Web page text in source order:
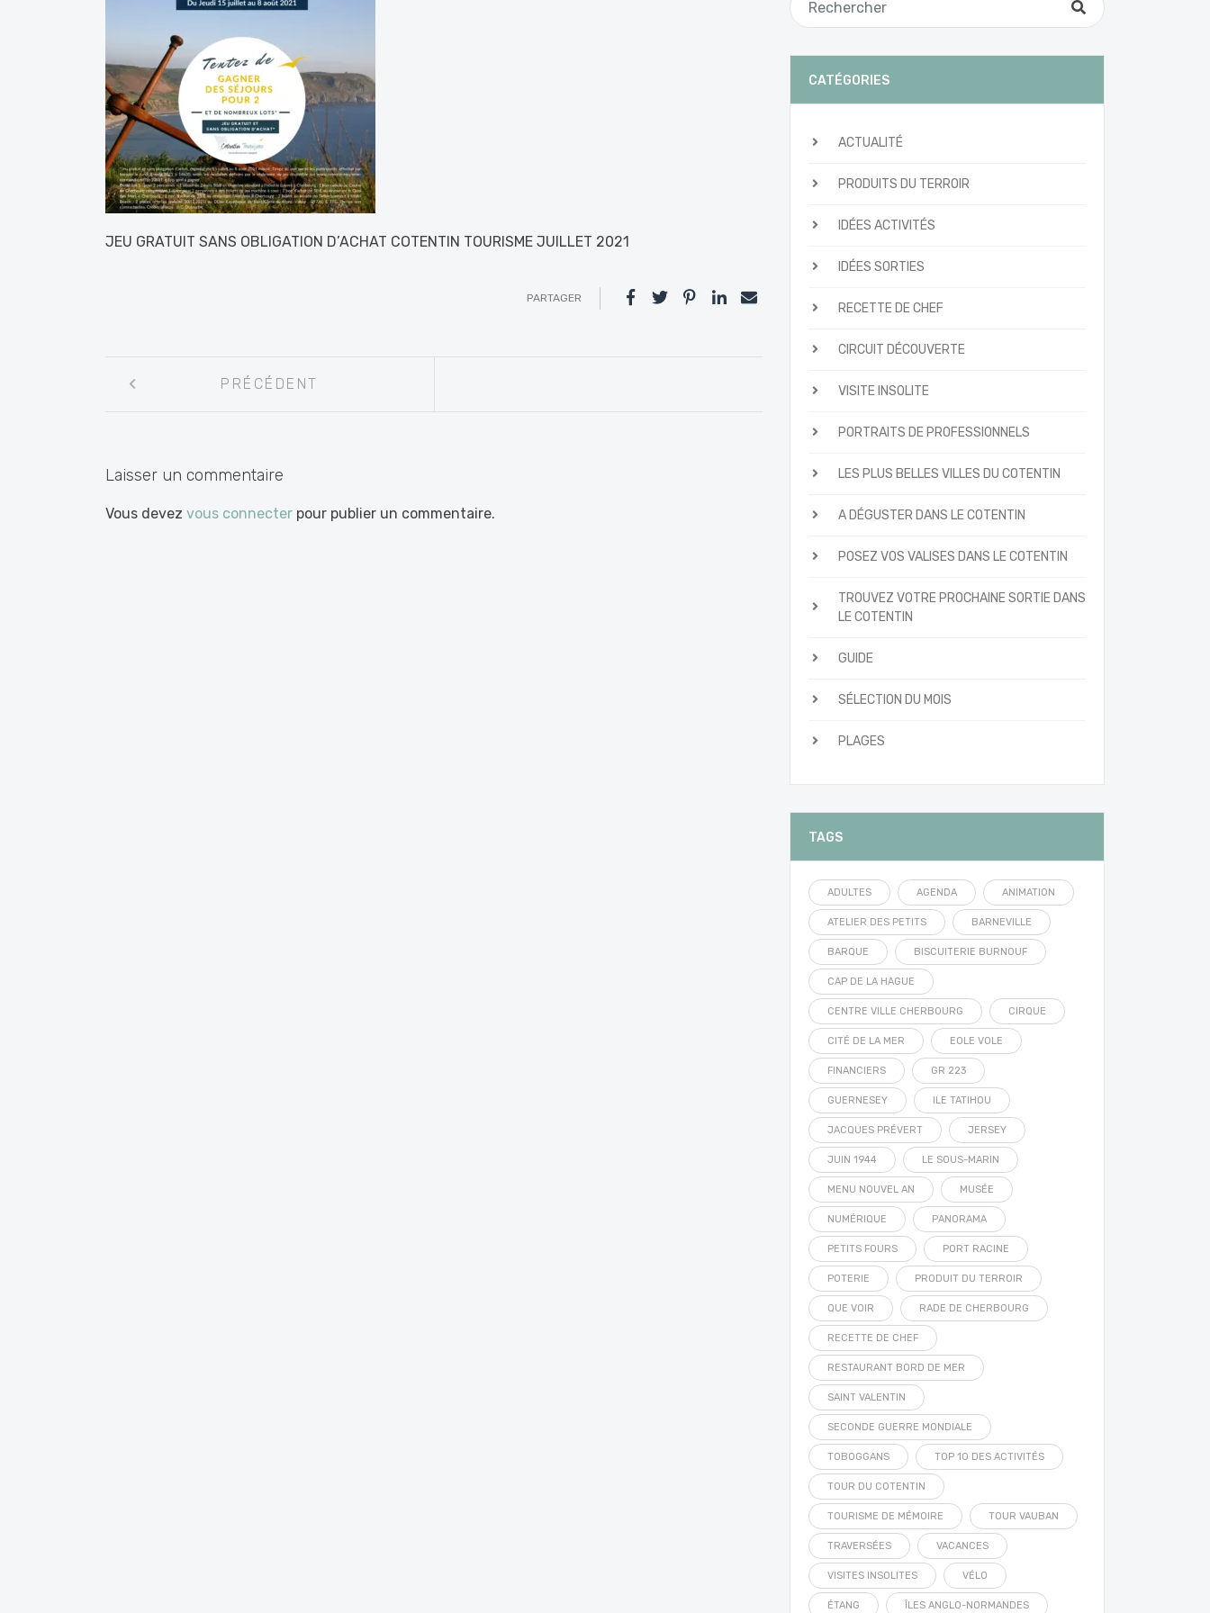
JEU GRATUIT SANS OBLIGATION D’ACHAT COTENTIN TOURISME JUILLET 2021
PARTAGER
entre
PRÉCÉDENT
Laisser un commentaire
Vous devez vous connecter pour publier un commentaire.
CATÉGORIES
ACTUALITÉ
PRODUITS DU TERROIR
IDÉES ACTIVITÉS
IDÉES SORTIES
RECETTE DE CHEF
CIRCUIT DÉCOUVERTE
VISITE INSOLITE
PORTRAITS DE PROFESSIONNELS
LES PLUS BELLES VILLES DU COTENTIN
A DÉGUSTER DANS LE COTENTIN
POSEZ VOS VALISES DANS LE COTENTIN
TROUVEZ VOTRE PROCHAINE SORTIE DANS
LE COTENTIN
GUIDE
SÉLECTION DU MOIS
PLAGES
TAGS
ADULTES AGENDA ANIMATION
ATELIER DES PETITS BARNEVILLE
BARQUE BISCUITERIE BURNOUF
CAP DE LA HAGUE
CENTRE VILLE CHERBOURG CIRQUE
CITÉ DE LA MER EOLE VOLE
FINANCIERS GR 223
GUERNESEY ILE TATIHOU
JACQUES PRÉVERT JERSEY
JUIN 1944 LE SOUS-MARIN
MENU NOUVEL AN MUSÉE
NUMÉRIQUE PANORAMA
PETITS FOURS PORT RACINE
POTERIE PRODUIT DU TERROIR
QUE VOIR RADE DE CHERBOURG
RECETTE DE CHEF
RESTAURANT BORD DE MER
SAINT VALENTIN
SECONDE GUERRE MONDIALE
TOBOGGANS TOP 10 DES ACTIVITÉS
TOUR DU COTENTIN
TOURISME DE MÉMOIRE TOUR VAUBAN
TRAVERSÉES VACANCES
VISITES INSOLITES VÉLO
ÉTANG ÎLES ANGLO-NORMANDES